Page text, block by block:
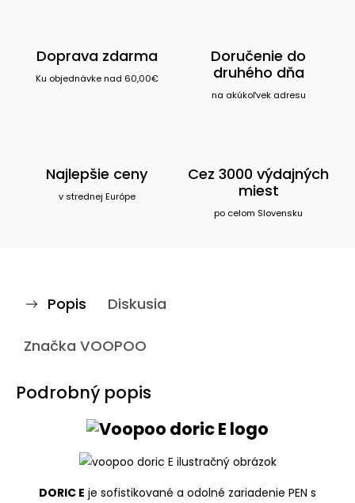
Doprava zdarma
Ku objednávke nad 60,00€
Doručenie do
druhého dňa
na akúkoľvek adresu
Najlepšie ceny
v strednej Európe
Cez 3000 výdajných
miest
po celom Slovensku
Popis Diskusia
Značka VOOPOO
Podrobný popis
DORIC E je sofistikované a odolné zariadenie PEN s